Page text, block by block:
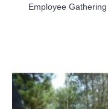
Employee